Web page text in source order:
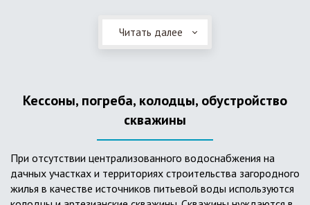
ж/б колец состоят из нескольких камер, соединенных
переливными трубами, в которых происходят процессы
септики требуют периодической очистки ассенизаторской
Читать далее
Кессоны, погреба, колодцы, обустройство
скважины
При отсутствии централизованного водоснабжения на
дачных участках и территориях строительства загородного
жилья в качестве источников питьевой воды используются